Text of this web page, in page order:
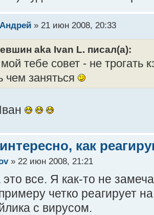
» 21 июн 2008, 20:33
aka Ivan L. писал(а):
тебе совет - не
чем заняться
как
» 22 июн 2008, 21:21
это все. Я как-то не
четко реагирует
с вирусом.